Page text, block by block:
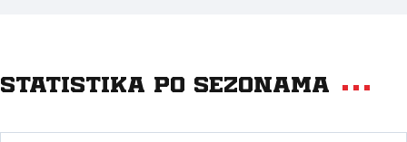
Statistika po sezonama